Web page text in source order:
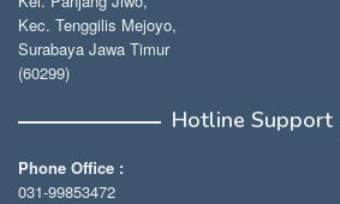
Kec. Tenggilis Mejoyo,
Surabaya Jawa Timur
(60299)
Hotline Support
Phone Office :
031-99853472